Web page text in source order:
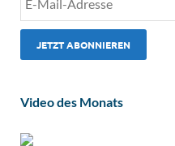
Video des Monats